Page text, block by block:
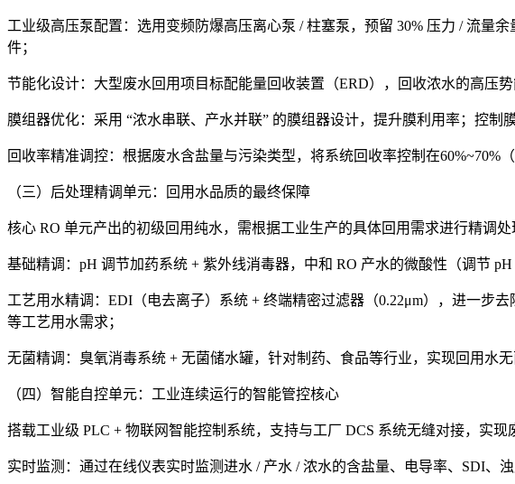
工业级高压泵配置：选用变频防爆高压离心泵 / 柱塞泵，预留 30% 压力 / 流量
件；
节能化设计：大型废水回用项目标配能量回收装置（ERD），回收浓水的高压
膜组器优化：采用 “浓水串联、产水并联” 的膜组器设计，提升膜利用率；控制
回收率精准调控：根据废水含盐量与污染类型，将系统回收率控制在60%~70%
（三）后处理精调单元：回用水品质的最终保障
核心 RO 单元产出的初级回用纯水，需根据工业生产的具体回用需求进行精调
基础精调：pH 调节加药系统 + 紫外线消毒器，中和 RO 产水的微酸性（调节
工艺用水精调：EDI（电去离子）系统 + 终端精密过滤器（0.22μm），进一步
等工艺用水需求；
无菌精调：臭氧消毒系统 + 无菌储水罐，针对制药、食品等行业，实现回用水无
（四）智能自控单元：工业连续运行的智能管控核心
搭载工业级 PLC + 物联网智能控制系统，支持与工厂 DCS 系统无缝对接，实
实时监测：通过在线仪表实时监测进水 / 产水 / 浓水的含盐量、电导率、SDI、